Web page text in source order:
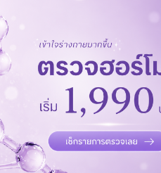
ป้องกันมะเร็งปากมดลูก ชนิด 9
3 เข็ม สำหรับผู้ที่อายุ 15 ปีขึ้นไป
ท -46%
าลเปาโล รังสิต
ใกล้ ฟิวเจอร์ปาร์ค รังสิต